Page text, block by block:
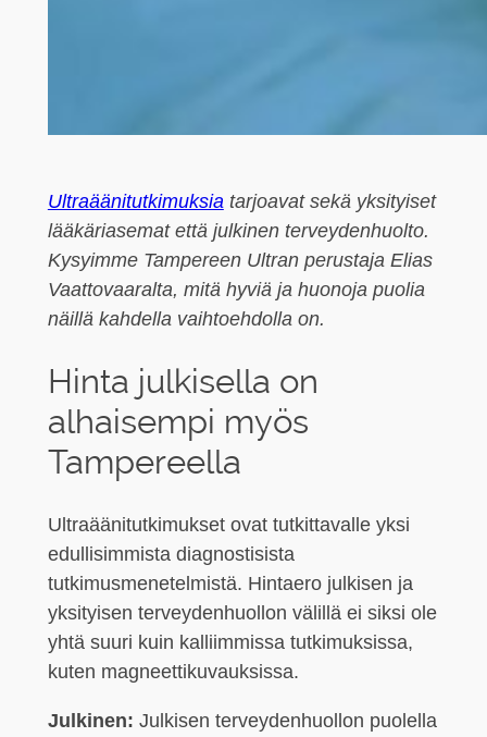
Ultraäänitutkimuksia tarjoavat sekä yksityiset
lääkäriasemat että julkinen terveydenhuolto.
Kysyimme Tampereen Ultran perustaja Elias
Vaattovaaralta, mitä hyviä ja huonoja puolia
näillä kahdella vaihtoehdolla on.
Hinta julkisella on
alhaisempi myös
Tampereella
Ultraäänitutkimukset ovat tutkittavalle yksi
edullisimmista diagnostisista
tutkimusmenetelmistä. Hintaero julkisen ja
yksityisen terveydenhuollon välillä ei siksi ole
yhtä suuri kuin kalliimmissa tutkimuksissa,
kuten magneettikuvauksissa.
Julkinen: Julkisen terveydenhuollon puolella